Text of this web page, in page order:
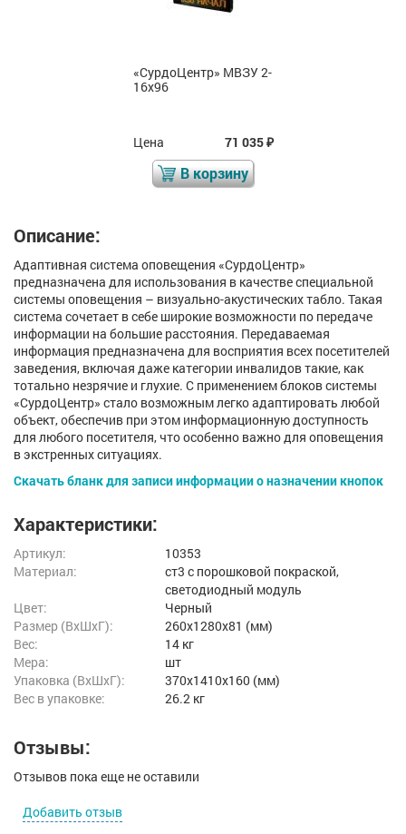
«СурдоЦентр» МВЗУ 2-
16х96
Цена 71 035₽
В корзину
Описание:
Адаптивная система оповещения «СурдоЦентр»
предназначена для использования в качестве специальной
системы оповещения – визуально-акустических табло. Такая
система сочетает в себе широкие возможности по передаче
информации на большие расстояния. Передаваемая
информация предназначена для восприятия всех посетителей
заведения, включая даже категории инвалидов такие, как
тотально незрячие и глухие. С применением блоков системы
«СурдоЦентр» стало возможным легко адаптировать любой
объект, обеспечив при этом информационную доступность
для любого посетителя, что особенно важно для оповещения
в экстренных ситуациях.
​Скачатьбланк для записи информации о назначении кнопок
Характеристики:
Артикул:
10353
Материал:
ст3 с порошковой покраской,
светодиодный модуль
Цвет:
Черный
Размер (ВxШxГ):
260x1280x81 (мм)
Вес:
14 кг
Мера:
шт
Упаковка (ВхШхГ):
370x1410x160 (мм)
Вес в упаковке:
26.2 кг
Отзывы:
Отзывов пока еще не оставили
Добавить отзыв